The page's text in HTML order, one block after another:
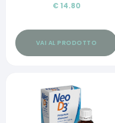
€ 14.80
VAI AL PRODOTTO